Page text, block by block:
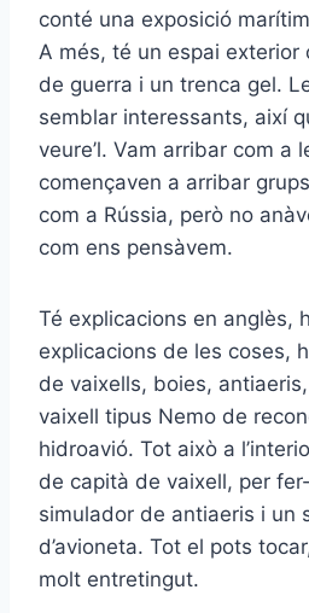
conté una exposició
A més, té un espai exterior
de guerra i un trenca gel.
semblar interessants, així
veure’l. Vam arribar com a
començaven a arribar
com a Rússia, però no
com ens pensàvem.
Té explicacions en anglès,
explicacions de les coses,
de vaixells, boies,
vaixell tipus Nemo de
hidroavió. Tot això a
de capità de vaixell, per
simulador de antiaeris i un
d’avioneta. Tot el pots
molt entretingut.